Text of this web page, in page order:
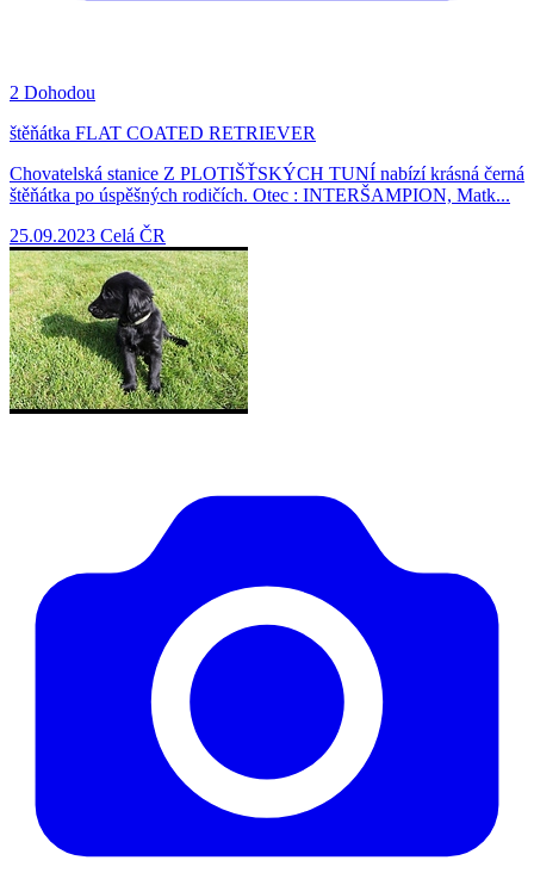
2 Dohodou
štěňátka FLAT COATED RETRIEVER
Chovatelská stanice Z PLOTIŠŤSKÝCH TUNÍ nabízí krásná černá
štěňátka po úspěšných rodičích. Otec : INTERŠAMPION, Matk...
25.09.2023 Celá ČR